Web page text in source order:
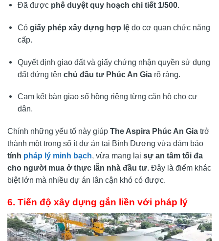
Đã được phê duyệt quy hoạch chi tiết 1/500.
Có giấy phép xây dựng hợp lệdo cơ quan chức năng
cấp.
Quyết định giao đất và giấy chứng nhận quyền sử dụng
đất đứng tên chủ đầu tư Phúc An Giarõ ràng.
Cam kết bàn giao sổ hồng riêng từng căn hộ cho cư
dân.
Chính những yếu tố này giúp The Aspira Phúc An Gia trở
thành một trong số ít dự án tại Bình Dương vừa đảm bảo
tính pháp lý minh bạch, vừa mang lại sự an tâm tối đa
cho người mua ở thực lẫn nhà đầu tư. Đây là điểm khác
biệt lớn mà nhiều dự án lân cận khó có được.
6. Tiến độ xây dựng gắn liền với pháp lý